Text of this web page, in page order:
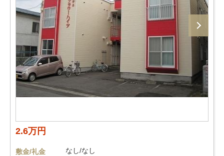
2.6万円
敷金/礼金
なし/なし